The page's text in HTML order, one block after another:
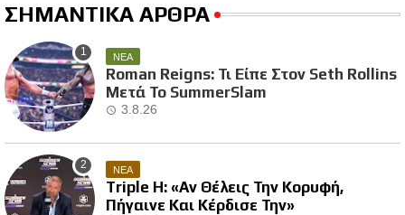
ΣΗΜΑΝΤΙΚΑ ΑΡΘΡΑ
ΝΕΑ
Roman Reigns: Τι Είπε Στον Seth Rollins
Μετά Το SummerSlam
3.8.26
ΝΕΑ
Triple H: «Αν Θέλεις Την Κορυφή,
Πήγαινε Και Κέρδισε Την»